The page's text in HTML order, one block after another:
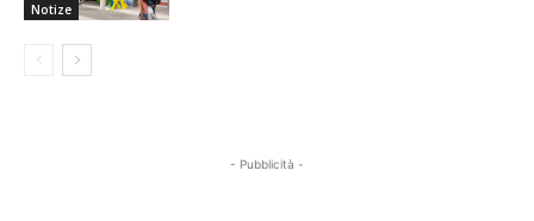
Notize
- Pubblicità -